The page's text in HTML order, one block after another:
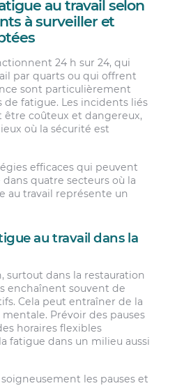
au travail selon
à surveiller et
24 h sur 24, qui
par quarts ou qui offrent
sont particulièrement
de fatigue. Les incidents liés
être coûteux et dangereux,
où la sécurité est
efficaces qui peuvent
quatre secteurs où la
au travail représente un
au travail dans la
surtout dans la restauration
enchaînent souvent de
Cela peut entraîner de la
Prévoir des pauses
horaires flexibles
fatigue dans un milieu aussi
les pauses et